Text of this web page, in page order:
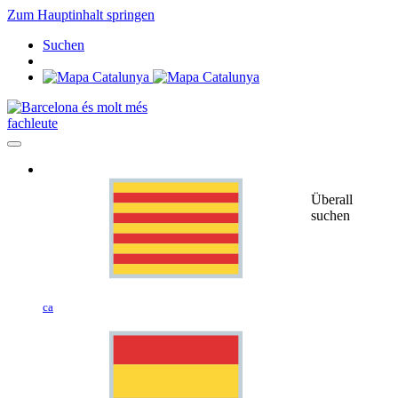
Zum Hauptinhalt springen
Suchen
fachleute
ca
Überall
suchen